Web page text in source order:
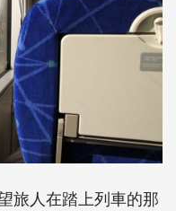
旅人在踏上列車的那